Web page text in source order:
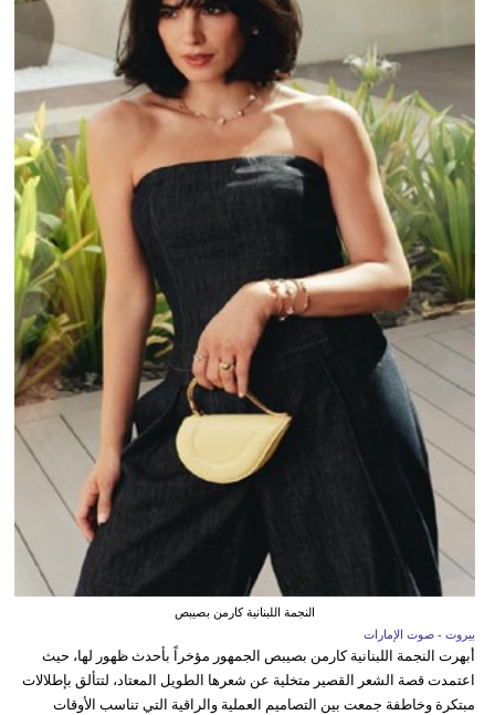
النجمة اللبنانية كارمن بصيبص
بيروت - صوت الإمارات
أبهرت النجمة اللبنانية كارمن بصيبص الجمهور مؤخراً بأحدث ظهور لها، حيث
اعتمدت قصة الشعر القصير متخلية عن شعرها الطويل المعتاد، لتتألق بإطلالات
مبتكرة وخاطفة جمعت بين التصاميم العملية والراقية التي تناسب الأوقات